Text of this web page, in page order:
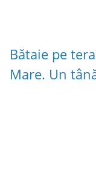
Bătaie pe
Mare. Un